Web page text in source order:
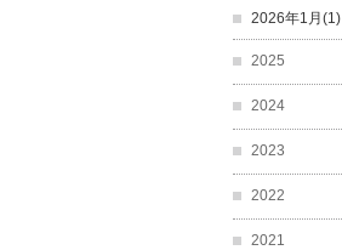
2026年1月(1)
2025
2024
2023
2022
2021